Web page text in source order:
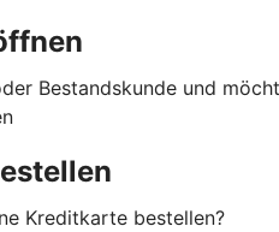
Bestandskunde und
Kreditkarte bestellen?